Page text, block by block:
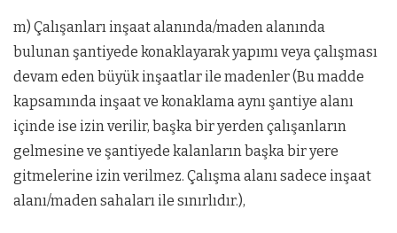
m) Çalışanları inşaat alanında/maden alanında
bulunan şantiyede konaklayarak yapımı veya çalışması
devam eden büyük inşaatlar ile madenler (Bu madde
kapsamında inşaat ve konaklama aynı şantiye alanı
içinde ise izin verilir, başka bir yerden çalışanların
gelmesine ve şantiyede kalanların başka bir yere
gitmelerine izin verilmez. Çalışma alanı sadece inşaat
alanı/maden sahaları ile sınırlıdır.),